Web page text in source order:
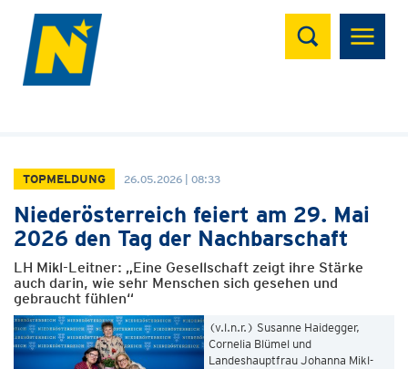
Suchen
TOPMELDUNG 26.05.2026 | 08:33
Niederösterreich feiert am 29. Mai
2026 den Tag der Nachbarschaft
LH Mikl-Leitner: „Eine Gesellschaft zeigt ihre Stärke
auch darin, wie sehr Menschen sich gesehen und
gebraucht fühlen“
(v.l.n.r.) Susanne Haidegger,
Cornelia Blümel und
Landeshauptfrau Johanna Mikl-